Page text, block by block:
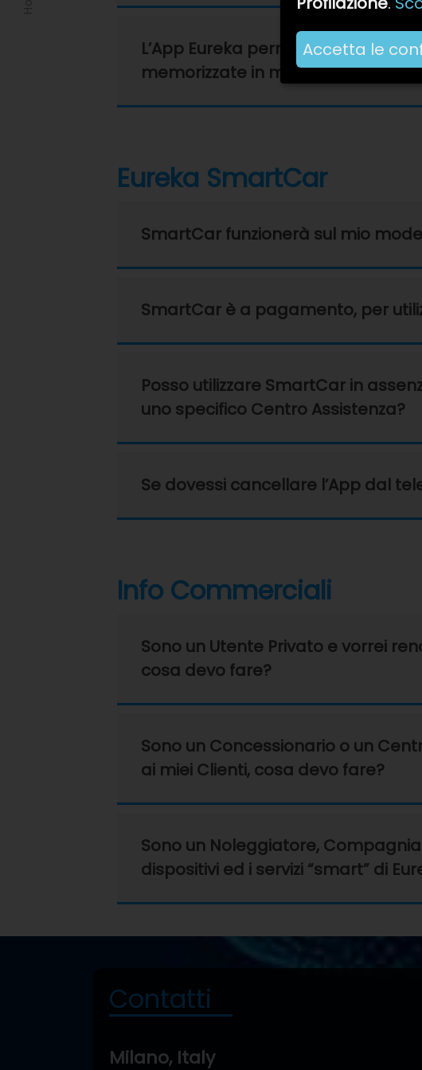
L’App Eureka permette
memorizzate in modo sicuro?
Eureka SmartCar
SmartCar funzionerà sul mio
SmartCar è a pagamento, per
Posso utilizzare SmartCar in
uno specifico Centro Assistenza?
Se dovessi cancellare l’App dal
Info Commerciali
Sono un Utente Privato e vorrei
cosa devo fare?
Sono un Concessionario o un
ai miei Clienti, cosa devo fare?
Sono un Noleggiatore,
dispositivi ed i servizi “smart” di
Contatti
Milano, Italy
Accetta le